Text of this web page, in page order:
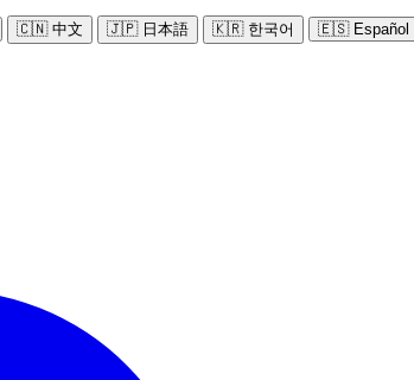
🇨🇳 中文 🇯🇵 日本語 🇰🇷 한국어 🇪🇸 Español